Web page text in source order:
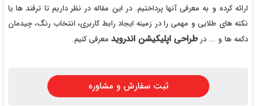
ارائه کرده و به معرفی آنها پرداختیم. در این مقاله در نظر داریم تا ترفند ها یا
نکته های طلایی و مهمی را در زمینه ایجاد رابط کاربری، انتخاب رنگ، چیدمان
دکمه ها و ... درطراحی اپلیکیشن اندروید معرفی کنیم.
ثبت سفارش و مشاوره